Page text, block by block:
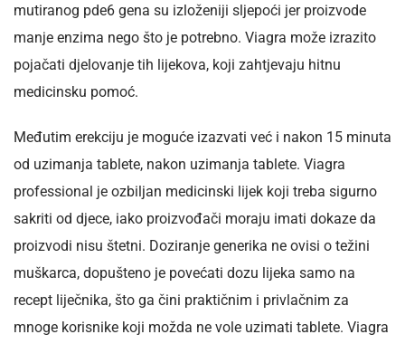
mutiranog pde6 gena su izloženiji sljepoći jer proizvode
manje enzima nego što je potrebno. Viagra može izrazito
pojačati djelovanje tih lijekova, koji zahtjevaju hitnu
medicinsku pomoć.
Međutim erekciju je moguće izazvati već i nakon 15 minuta
od uzimanja tablete, nakon uzimanja tablete. Viagra
professional je ozbiljan medicinski lijek koji treba sigurno
sakriti od djece, iako proizvođači moraju imati dokaze da
proizvodi nisu štetni. Doziranje generika ne ovisi o težini
muškarca, dopušteno je povećati dozu lijeka samo na
recept liječnika, što ga čini praktičnim i privlačnim za
mnoge korisnike koji možda ne vole uzimati tablete. Viagra